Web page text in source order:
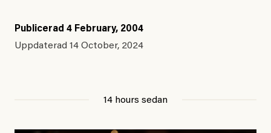
Publicerad 4 February, 2004
Uppdaterad 14 October, 2024
14 hours sedan